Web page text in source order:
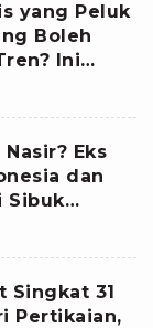
yang Peluk
Boleh
Ini
Eks
dan
Sibuk
Nonton
Singkat 31
Pertikaian,